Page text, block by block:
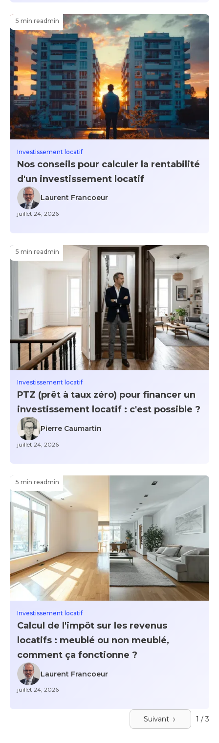
5 min readmin
Investissement locatif
Nos conseils pour calculer la rentabilité
d'un investissement locatif
Laurent Francoeur
juillet 24, 2026
5 min readmin
Investissement locatif
PTZ (prêt à taux zéro) pour financer un
investissement locatif : c'est possible ?
Pierre Caumartin
juillet 24, 2026
5 min readmin
Investissement locatif
Calcul de l'impôt sur les revenus
locatifs : meublé ou non meublé,
comment ça fonctionne ?
Laurent Francoeur
juillet 24, 2026
Suivant 1 / 3